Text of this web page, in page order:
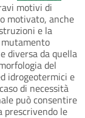
motivi di
motivato, anche
e la
diversa da quella
del
idrogeotermici e
di necessità
può consentire
prescrivendo le